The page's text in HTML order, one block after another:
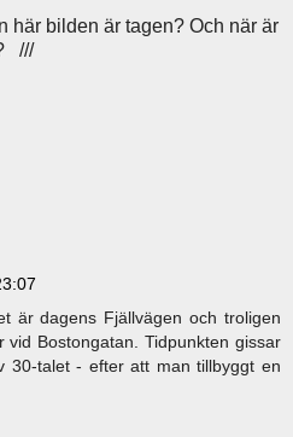
här bilden är tagen? Och när är
///
är dagens Fjällvägen och troligen
vid Bostongatan. Tidpunkten gissar
30-talet - efter att man tillbyggt en